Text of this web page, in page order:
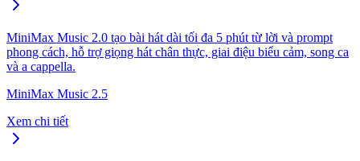
MiniMax Music 2.0 tạo bài hát dài tối đa 5 phút từ lời và prompt
phong cách, hỗ trợ giọng hát chân thực, giai điệu biểu cảm, song ca
và a cappella.
MiniMax Music 2.5
Xem chi tiết